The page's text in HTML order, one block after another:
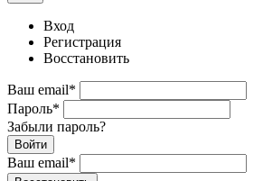
Вход
Регистрация
Восстановить
Ваш email*
Пароль*
Забыли пароль?
Войти
Ваш email*